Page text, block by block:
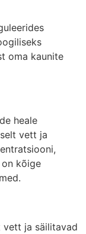
oma kaunite
heale
vett ja
kõige
vett ja säilitavad